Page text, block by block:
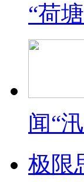
“荷
闻“
极限